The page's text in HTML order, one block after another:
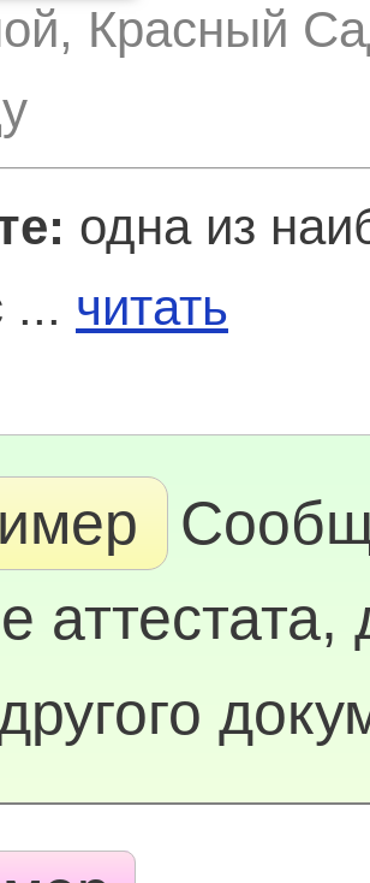
Красный
одна из
... читать